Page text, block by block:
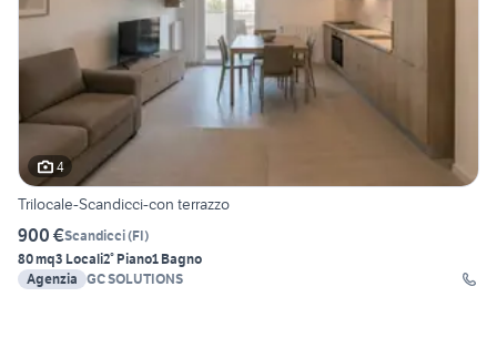
4
Trilocale-Scandicci-con terrazzo
900 €Scandicci(FI)
80 mq3 Locali2° Piano1 Bagno
Agenzia GC SOLUTIONS